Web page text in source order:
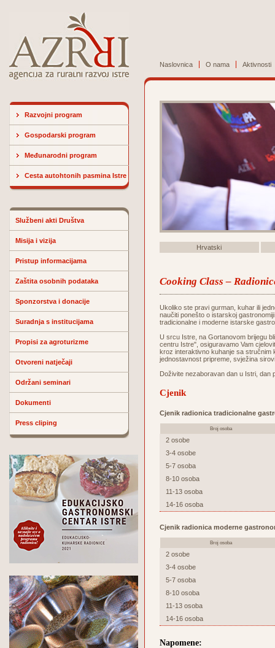
Naslovnica O nama Aktivnosti
Razvojni program
Gospodarski program
Međunarodni program
Cesta autohtonih pasmina Istre
Službeni akti Društva
Misija i vizija
Pristup informacijama
Zaštita osobnih podataka
Sponzorstva i donacije
Suradnja s institucijama
Propisi za agroturizme
Otvoreni natječaji
Održani seminari
Dokumenti
Press cliping
Hrvatski
Cooking Class –
Ukoliko ste pravi gurman, kuhar ili
naučiti ponešto o istarskoj
tradicionalne i moderne istarske
U srcu Istre, na Gortanovom brijegu
centru Istre", osiguravamo Vam
kroz interaktivno kuhanje sa stručnim
jednostavnost pripreme, svježina
Doživite nezaboravan dan u Istri, dan
Cjenik
Cjenik radionica tradicionalne
Broj osoba
2 osobe
3-4 osobe
5-7 osoba
8-10 osoba
11-13 osoba
14-16 osoba
Cjenik radionica moderne
Broj osoba
2 osobe
3-4 osobe
5-7 osoba
8-10 osoba
11-13 osoba
14-16 osoba
Napomene: